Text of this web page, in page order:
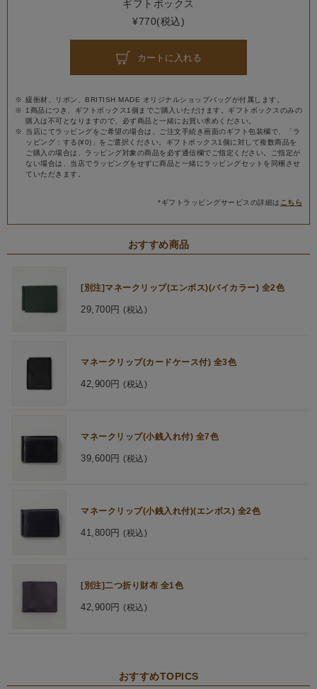
ギフトボックス
¥770(税込)
カートに入れる
緩衝材、リボン、BRITISH MADE オリジナルショップバッグが付属します。
1商品につき、ギフトボックス1個までご購入いただけます。ギフトボックスのみの
購入は不可となりますので、必ず商品と一緒にお買い求めください。
当店にてラッピングをご希望の場合は、ご注文手続き画面のギフト包装欄で、「ラ
ッピング：する(¥0)」をご選択ください。ギフトボックス1個に対して複数商品を
ご購入の場合は、ラッピング対象の商品を必ず通信欄でご指定ください。ご指定が
ない場合は、当店でラッピングをせずに商品と一緒にラッピングセットを同梱させ
ていただきます。
*ギフトラッピングサービスの詳細は こちら
おすすめ商品
[別注]マネークリップ(エンボス)(バイカラー) 全2色
29,700円 (税込)
マネークリップ(カードケース付) 全3色
42,900円 (税込)
マネークリップ(小銭入れ付) 全7色
39,600円 (税込)
マネークリップ(小銭入れ付)(エンボス) 全2色
41,800円 (税込)
[別注]二つ折り財布 全1色
42,900円 (税込)
おすすめTOPICS